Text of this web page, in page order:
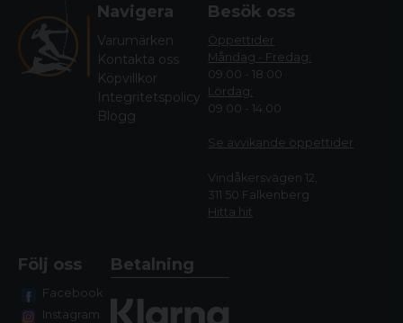
Navigera
Varumärken
Kontakta oss
Köpvillkor
Integritetspolicy
Blogg
Besök oss
Öppettider
Måndag - Fredag:
09.00 - 18.00
Lördag:
09.00 - 14.00
Se avvikande öppettider
Vindåkersvägen 12,
311 50 Falkenberg
Hitta hit
Följ oss
Facebook
Instagram
Betalning